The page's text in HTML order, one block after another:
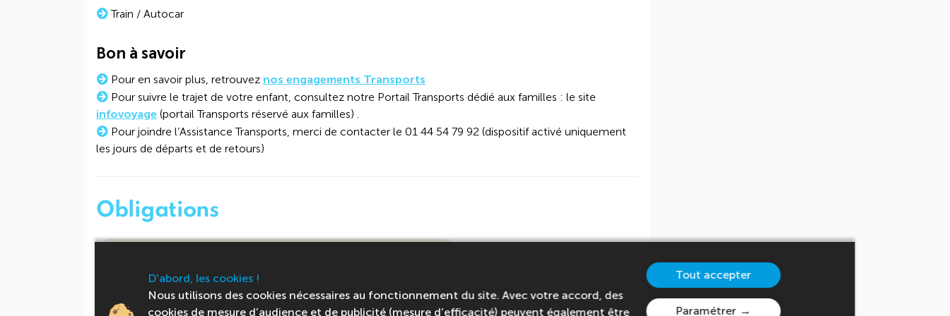
Train / Autocar
Bon à savoir
Pour en savoir plus, retrouvez nos engagements Transports
Pour suivre le trajet de votre enfant, consultez notre Portail Transports dédié aux familles : le site
infovoyage (portail Transports réservé aux familles) .
Pour joindre l’Assistance Transports, merci de contacter le 01 44 54 79 92 (dispositif activé uniquement
les jours de départs et de retours)
Obligations
Charte du bien vivre ensemble
Fiche sanitaire
D'abord, les cookies !
Nous utilisons des cookies nécessaires au fonctionnement du site. Avec votre accord, des
cookies de mesure d’audience et de publicité (mesure d’efficacité) peuvent également être
Tout accepter
Paramétrer